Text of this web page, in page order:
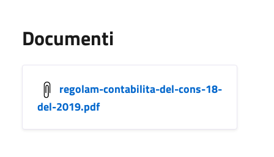
Documenti
regolam-contabilita-del-cons-18-
del-2019.pdf